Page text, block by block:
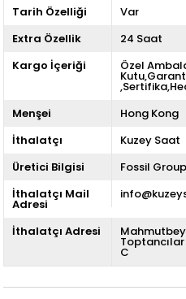
Tarih Özelliği
Var
Extra Özellik
24 Saat
Kargo İçeriği
Özel
Menşei
Hong Kong
İthalatçı
Kuzey Saat
Üretici Bilgisi
Fossil Group
İthalatçı Mail
Adresi
İthalatçı Adresi
C